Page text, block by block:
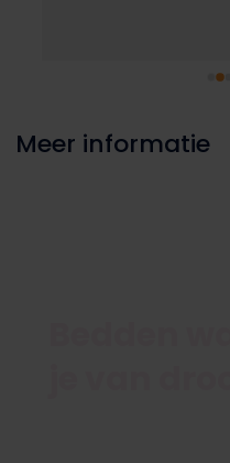
Meer informatie